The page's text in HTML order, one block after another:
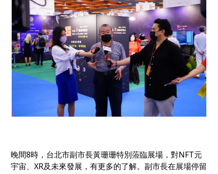
晚間8時，台北市副市長黃珊珊特別蒞臨展場，對NFT元
宇宙、XR及未來發展，有更多的了解。副市長在展場停留